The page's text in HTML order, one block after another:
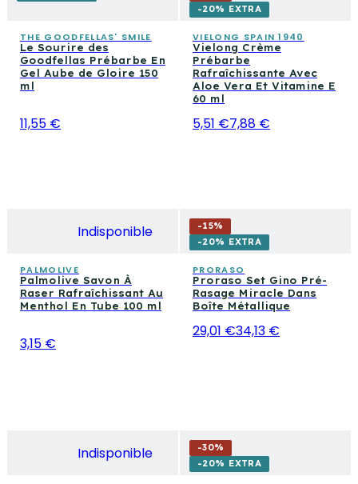
THE GOODFELLAS' SMILE
Le Sourire des
Goodfellas Prébarbe En
Gel Aube de Gloire 150
ml
11,55 €
-20% EXTRA
VIELONG SPAIN 1940
Vielong Crème
Prébarbe
Rafraîchissante Avec
Aloe Vera Et Vitamine E
60 ml
5,51 €7,88 €
Indisponible
PALMOLIVE
Palmolive Savon À
Raser Rafraîchissant Au
Menthol En Tube 100 ml
3,15 €
-15%
-20% EXTRA
PRORASO
Proraso Set Gino Pré-
Rasage Miracle Dans
Boîte Métallique
29,01 €34,13 €
Indisponible -30%
-20% EXTRA